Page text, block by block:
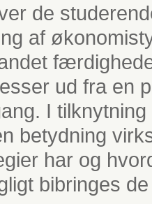
de
af
ud fra en
I
betydning
har og
bibringes